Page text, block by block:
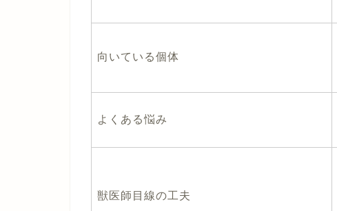
向いている個体
よくある悩み
獣医師目線の工夫